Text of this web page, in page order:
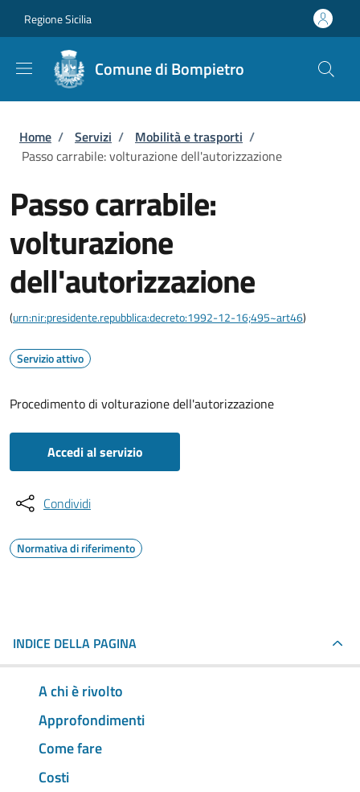
Regione Sicilia
Comune di Bompietro
Briciole di pane
Home / Servizi / Mobilità e trasporti /
Passo carrabile: volturazione dell'autorizzazione
Passo carrabile:
volturazione
dell'autorizzazione
(urn:nir:presidente.repubblica:decreto:1992-12-16;495~art46)
Servizio attivo
Procedimento di volturazione dell'autorizzazione
Accedi al servizio
Condividi
Normativa di riferimento
INDICE DELLA PAGINA
A chi è rivolto
Approfondimenti
Come fare
Costi